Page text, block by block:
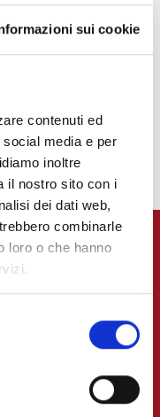
sui cookie
contenuti ed
media e per
inoltre
il nostro sito con i
dei dati web,
combinarle
loro o che hanno
che senza
ci possa essere